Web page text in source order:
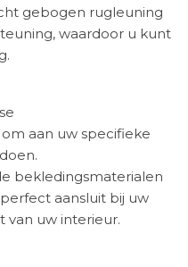
gebogen rugleuning
waardoor u kunt
aan uw specifieke
bekledingsmaterialen
aansluit bij uw
van uw interieur.